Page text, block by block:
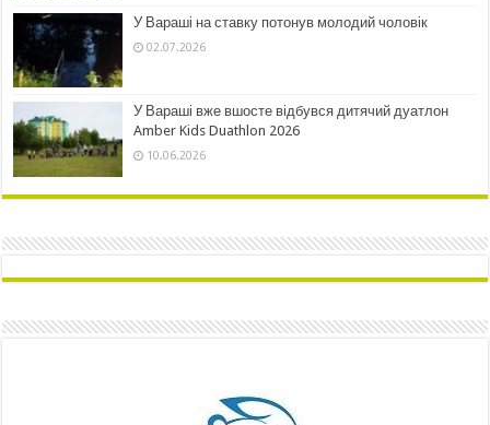
У Вараші на ставку потонув молодий чоловік
02.07.2026
У Вараші вже вшосте відбувся дитячий дуатлон
Amber Kids Duathlon 2026
10.06.2026